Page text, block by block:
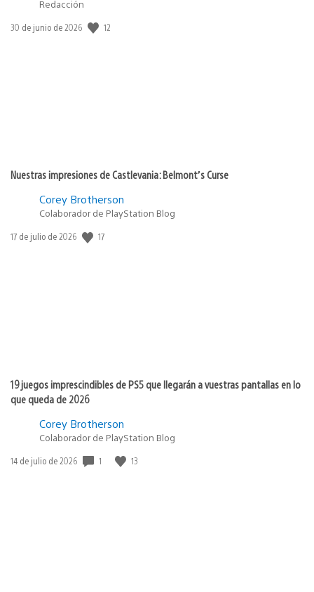
Redacción
Fecha
30 de junio de 2026 12
Nuestras impresiones de Castlevania: Belmont’s Curse
Corey Brotherson
Colaborador de PlayStation Blog
Fecha
17 de julio de 2026 17
19 juegos imprescindibles de PS5 que llegarán a vuestras pantallas en lo
que queda de 2026
Corey Brotherson
Colaborador de PlayStation Blog
Fecha
14 de julio de 2026 1 13